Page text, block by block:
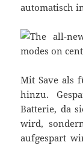
automatisch
Mit Save als
hinzu.
Batterie, da
wird,
aufgespart